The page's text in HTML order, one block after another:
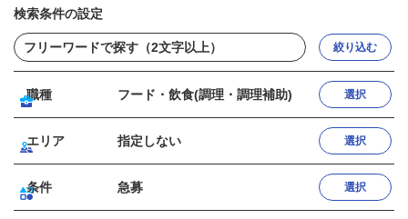
検索条件の設定
絞り込む
職種 フード・飲食(調理・調理補助) 選択
エリア 指定しない 選択
条件 急募 選択